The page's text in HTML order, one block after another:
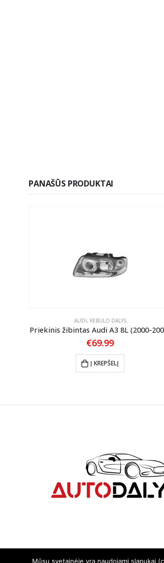
PANAŠŪS PRODUKTAI
AUDI, KĖBULO DALYS
Priekinis žibintas Audi A3 8L (2000-
€69.99
Į KREPŠELĮ
Mūsų svetainėje yra naudojami slapukai